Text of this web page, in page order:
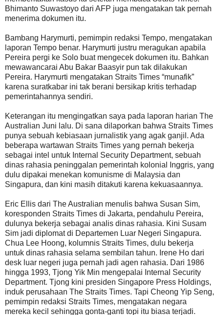
Bhimanto Suwastoyo dari AFP juga mengatakan tak pernah
menerima dokumen itu.
Bambang Harymurti, pemimpin redaksi Tempo, mengatakan
laporan Tempo benar. Harymurti justru meragukan apabila
Pereira pergi ke Solo buat mengecek dokumen itu. Bahkan
mewawancarai Abu Bakar Baasyir pun tak dilakukan
Pereira. Harymurti mengatakan Straits Times “munafik”
karena suratkabar ini tak berani bersikap kritis terhadap
pemerintahannya sendiri.
Keterangan itu mengingatkan saya pada laporan harian The
Australian Juni lalu. Di sana dilaporkan bahwa Straits Times
punya sebuah kebiasaan jurnalistik yang agak ganjil. Ada
beberapa wartawan Straits Times yang pernah bekerja
sebagai intel untuk Internal Security Department, sebuah
dinas rahasia peninggalan pemerintah kolonial Inggris, yang
dulu dipakai menekan komunisme di Malaysia dan
Singapura, dan kini masih ditakuti karena kekuasaannya.
Eric Ellis dari The Australian menulis bahwa Susan Sim,
koresponden Straits Times di Jakarta, pendahulu Pereira,
dulunya bekerja sebagai analis dinas rahasia. Kini Susam
Sim jadi diplomat di Departemen Luar Negeri Singapura.
Chua Lee Hoong, kolumnis Straits Times, dulu bekerja
untuk dinas rahasia selama sembilan tahun. Irene Ho dari
desk luar negeri juga pernah jadi agen rahasia. Dari 1986
hingga 1993, Tjong Yik Min mengepalai Internal Security
Department. Tjong kini presiden Singapore Press Holdings,
induk perusahaan The Straits Times. Tapi Cheong Yip Seng,
pemimpin redaksi Straits Times, mengatakan negara
mereka kecil sehingga gonta-ganti topi itu biasa terjadi.